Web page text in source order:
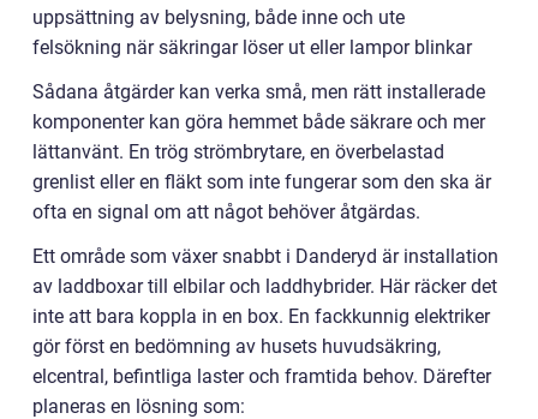
uppsättning av belysning, både inne och ute
felsökning när säkringar löser ut eller lampor blinkar
Sådana åtgärder kan verka små, men rätt installerade
komponenter kan göra hemmet både säkrare och mer
lättanvänt. En trög strömbrytare, en överbelastad
grenlist eller en fläkt som inte fungerar som den ska är
ofta en signal om att något behöver åtgärdas.
Ett område som växer snabbt i Danderyd är installation
av laddboxar till elbilar och laddhybrider. Här räcker det
inte att bara koppla in en box. En fackkunnig elektriker
gör först en bedömning av husets huvudsäkring,
elcentral, befintliga laster och framtida behov. Därefter
planeras en lösning som: